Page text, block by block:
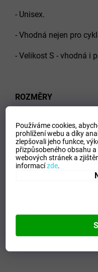
Používáme cookies,
prohlížení webu a díky
zlepšovali jeho funkce,
přizpůsobeného obsahu
webových stránek a
informacízde.
- Unisex.
- Vhodná nejen pro
- Velikost S - vhodná i
ROZMĚRY
S 112
M 120